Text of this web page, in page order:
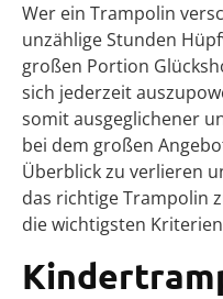
Wer ein Trampolin
unzählige Stunden
großen Portion
sich jederzeit
somit ausgeglichener
bei dem großen
Überblick zu verlieren
das richtige Trampolin
die wichtigsten